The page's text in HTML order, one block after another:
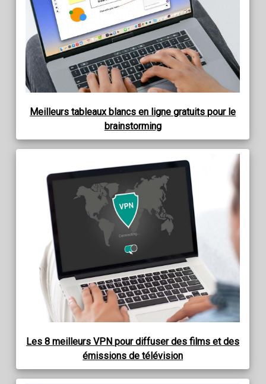
Meilleurs tableaux blancs en ligne gratuits pour le
brainstorming
Les 8 meilleurs VPN pour diffuser des films et des
émissions de télévision